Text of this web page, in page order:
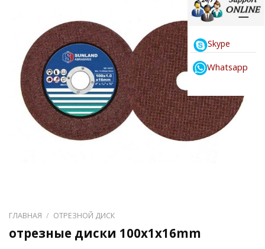
ГЛАВНАЯ / ОТРЕЗНОЙ ДИСК
отрезные диски 100x1x16mm
Skype
Whatsapp